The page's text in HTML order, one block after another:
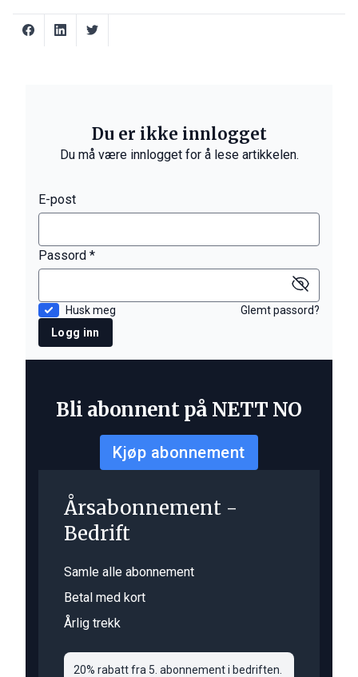
Du er ikke innlogget
Du må være innlogget for å lese artikkelen.
E-post
Passord *
Husk meg
Glemt passord?
Logg inn
Bli abonnent på NETT NO
Kjøp abonnement
Årsabonnement -
Bedrift
Samle alle abonnement
Betal med kort
Årlig trekk
20% rabatt fra 5. abonnement i bedriften.